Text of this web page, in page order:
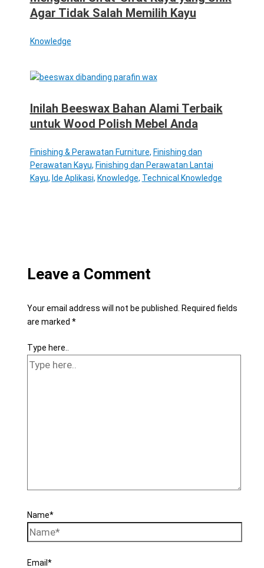
Agar Tidak Salah Memilih Kayu
Knowledge
Inilah Beeswax Bahan Alami Terbaik
untuk Wood Polish Mebel Anda
Finishing & Perawatan Furniture, Finishing dan
Perawatan Kayu, Finishing dan Perawatan Lantai
Kayu, Ide Aplikasi, Knowledge, Technical Knowledge
Leave a Comment
Your email address will not be published.
Required fields
are marked *
Type here..
Name*
Email*